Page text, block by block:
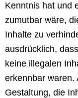
Kenntnis hat und
zumutbar wäre,
Inhalte zu
ausdrücklich,
keine illegalen
erkennbar waren.
Gestaltung, die